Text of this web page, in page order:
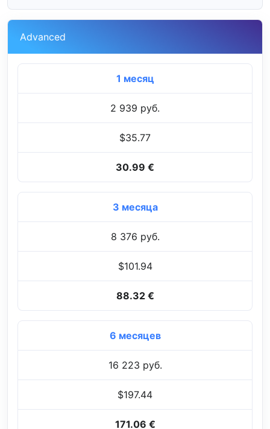
Advanced
1 месяц
2 939 руб.
$35.77
30.99 €
3 месяца
8 376 руб.
$101.94
88.32 €
6 месяцев
16 223 руб.
$197.44
171.06 €